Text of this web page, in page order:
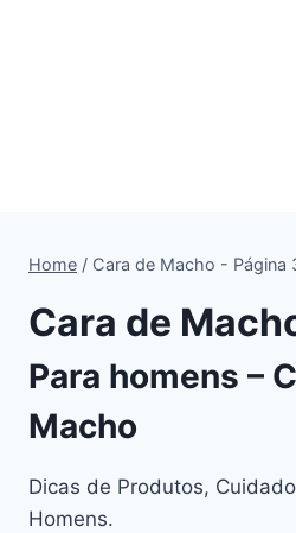
Home / Cara de Macho - Página
Cara de
Para homens –
Macho
Dicas de Produtos,
Homens.